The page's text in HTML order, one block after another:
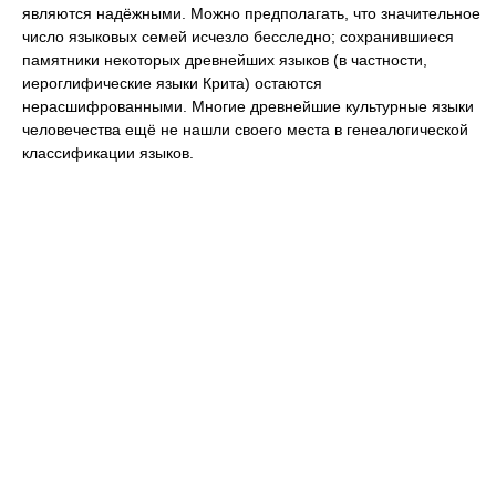
являются надёжными. Можно предполагать, что значительное
число языковых семей исчезло бесследно; сохранившиеся
памятники некоторых древнейших языков (в частности,
иероглифические языки Крита) остаются
нерасшифрованными. Многие древнейшие культурные языки
человечества ещё не нашли своего места в генеалогической
классификации языков.